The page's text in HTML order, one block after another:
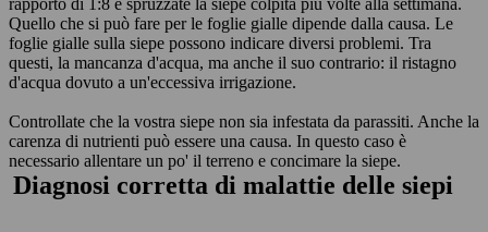
rapporto di 1:8 e spruzzate la siepe colpita più volte alla settimana.
Quello che si può fare per le foglie gialle dipende dalla causa. Le
foglie gialle sulla siepe possono indicare diversi problemi. Tra
questi, la mancanza d'acqua, ma anche il suo contrario: il ristagno
d'acqua dovuto a un'eccessiva irrigazione.
Controllate che la vostra siepe non sia infestata da parassiti. Anche la
carenza di nutrienti può essere una causa. In questo caso è
necessario allentare un po' il terreno e concimare la siepe.
Diagnosi corretta di malattie delle siepi